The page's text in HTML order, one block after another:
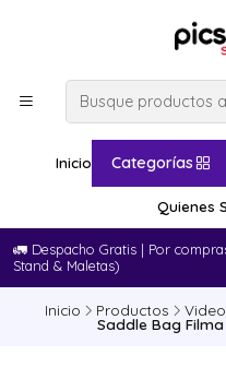
Inicio Categorías
Quienes
🚛​ Despacho Gratis | Por
Stand & Maletas)
Inicio Productos Video
Saddle Bag